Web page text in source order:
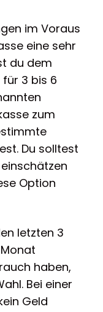
im Voraus
eine sehr
du dem
3 bis 6
zum
Du solltest
Option
letzten 3
haben,
Bei einer
Geld